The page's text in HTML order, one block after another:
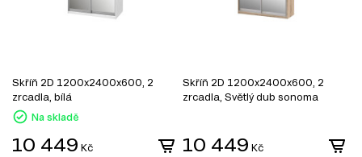
Skříň 2D 1200x2400x600, 2
zrcadla, bílá
Na skladě
10 449 Kč
Skříň 2D 1200x2400x600, 2
zrcadla, Světlý dub sonoma
10 449 Kč